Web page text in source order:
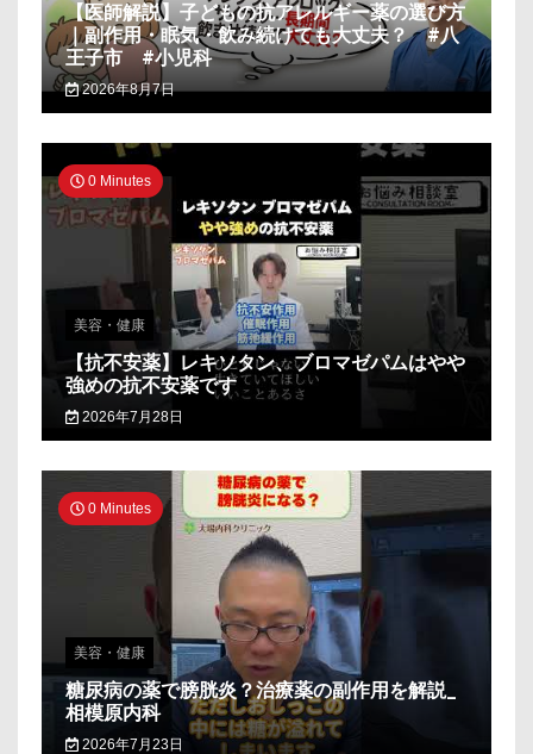
【医師解説】子どもの抗アレルギー薬の選び方
｜副作用・眠気・飲み続けても大丈夫？ #八
王子市 #小児科
2026年8月7日
0 Minutes
美容・健康
【抗不安薬】レキソタン、ブロマゼパムはやや
強めの抗不安薬です
2026年7月28日
0 Minutes
美容・健康
糖尿病の薬で膀胱炎？治療薬の副作用を解説_
相模原内科
2026年7月23日